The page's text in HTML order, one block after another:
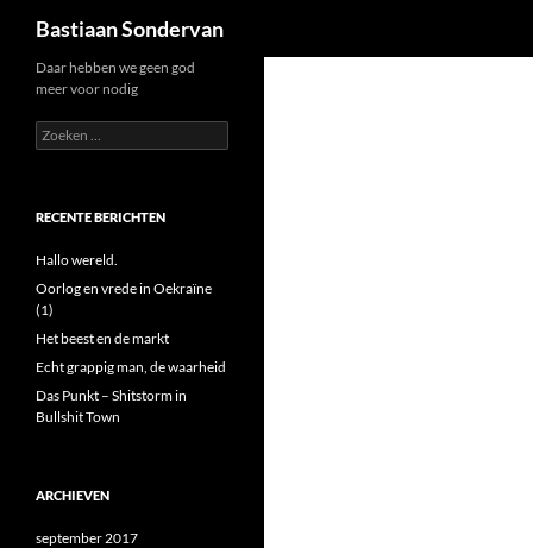
inhoud
Bastiaan Sondervan
Daar hebben we geen god
meer voor nodig
Zoeken
naar:
RECENTE BERICHTEN
Hallo wereld.
Oorlog en vrede in Oekraïne
(1)
Het beest en de markt
Echt grappig man, de waarheid
Das Punkt – Shitstorm in
Bullshit Town
ARCHIEVEN
september 2017